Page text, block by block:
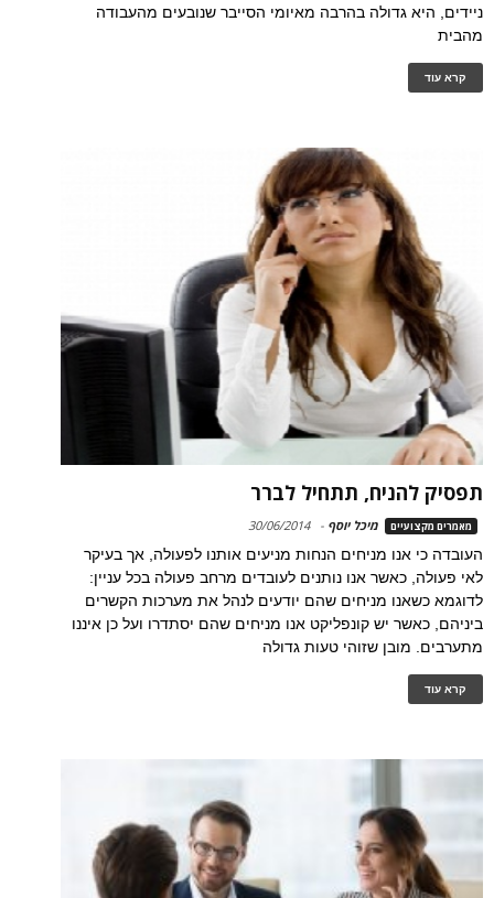
ניידים, היא גדולה בהרבה מאיומי הסייבר שנובעים מהעבודה
מהבית
קרא עוד
תפסיק להניח, תתחיל לברר
מאמרים מקצועיים מיכל יוסף -
30/06/2014
העובדה כי אנו מניחים הנחות מניעים אותנו לפעולה, אך בעיקר
לאי פעולה, כאשר אנו נותנים לעובדים מרחב פעולה בכל עניין:
לדוגמא כשאנו מניחים שהם יודעים לנהל את מערכות הקשרים
ביניהם, כאשר יש קונפליקט אנו מניחים שהם יסתדרו ועל כן איננו
מתערבים. מובן שזוהי טעות גדולה
קרא עוד